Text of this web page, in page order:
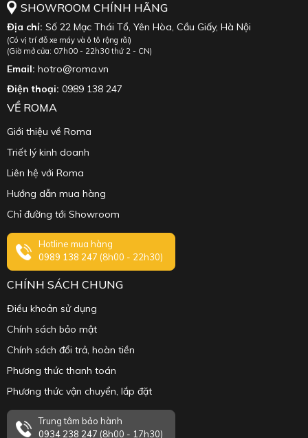
SHOWROOM CHÍNH HÃNG
Địa chỉ: Số 22 Mạc Thái Tổ, Yên Hòa, Cầu Giấy, Hà Nội
(Có vị trí đỗ xe máy và ô tô rộng rãi)
(Giờ mở cửa: 07h00 - 22h30 thứ 2 - CN)
Email: hotro@roma.vn
Điện thoại: 0989 138 247
VỀ ROMA
Giới thiệu về Roma
Triết lý kinh doanh
Liên hệ với Roma
Hướng dẫn mua hàng
Chỉ đường tới Showroom
Hotline mua hàng
0989 138 247 (8h00 - 22h30)
CHÍNH SÁCH CHUNG
Điều khoản sử dụng
Chính sách bảo mật
Chính sách đổi trả, hoàn tiền
Phương thức thanh toán
Phương thức vận chuyển, lắp đặt
Trung tâm bảo hành
0934 238 247 (8h00 - 17h30)